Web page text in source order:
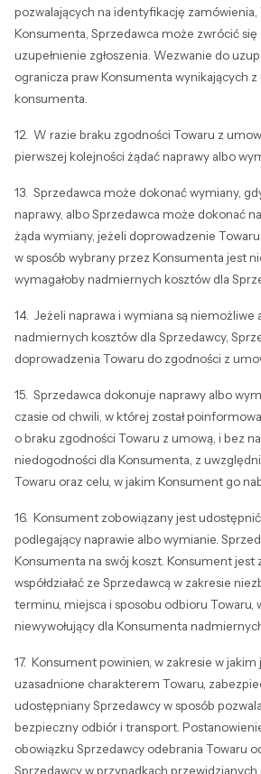
pozwalających na identyfikację zamówienia,
Konsumenta, Sprzedawca może zwrócić
uzupełnienie zgłoszenia. Wezwanie do
ogranicza praw Konsumenta wynikających z
konsumenta.
12. W razie braku zgodności Towaru z
pierwszej kolejności żądać naprawy albo
13. Sprzedawca może dokonać wymiany,
naprawy, albo Sprzedawca może dokonać
żąda wymiany, jeżeli doprowadzenie
w sposób wybrany przez Konsumenta jest
wymagałoby nadmiernych kosztów dla
14. Jeżeli naprawa i wymiana są niemożliwe
nadmiernych kosztów dla Sprzedawcy,
doprowadzenia Towaru do zgodności z
15. Sprzedawca dokonuje naprawy albo
czasie od chwili, w której został
o braku zgodności Towaru z umową, i bez
niedogodności dla Konsumenta, z
Towaru oraz celu, w jakim Konsument go
16. Konsument zobowiązany jest
podlegający naprawie albo wymianie.
Konsumenta na swój koszt. Konsument jest
współdziałać ze Sprzedawcą w zakresie
terminu, miejsca i sposobu odbioru Towaru,
niewywołujący dla Konsumenta
17. Konsument powinien, w zakresie w
uzasadnione charakterem Towaru,
udostępniany Sprzedawcy w sposób
bezpieczny odbiór i transport.
obowiązku Sprzedawcy odebrania Towaru
Sprzedawcy w przypadkach przewidzianych